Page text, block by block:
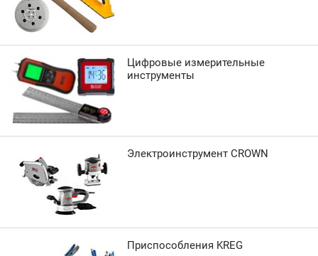
Цифровые измерительные
инструменты
Электроинструмент CROWN
Приспособления KREG